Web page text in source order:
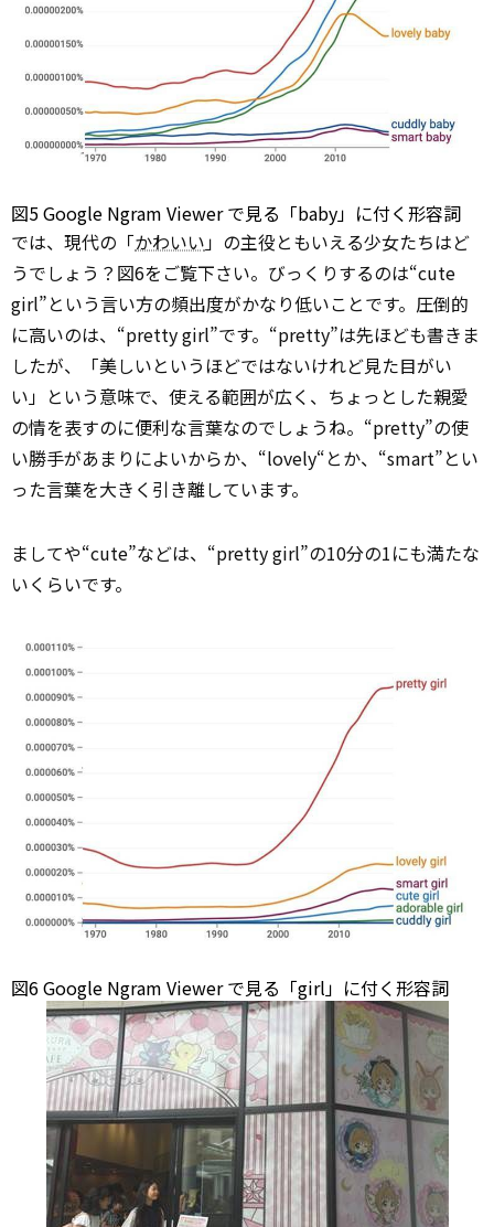
図5 Google Ngram Viewerで見る「baby」に付く形容詞
では、現代の「かわいい」の主役ともいえる少女たちはど
うでしょう？図6をご覧下さい。びっくりするのは“cute
girl”という言い方の頻出度がかなり低いことです。圧倒的
に高いのは、“pretty girl”です。“pretty”は先ほども書きま
したが、「美しいというほどではないけれど見た目がい
い」という意味で、使える範囲が広く、ちょっとした親愛
の情を表すのに便利な言葉なのでしょうね。“pretty”の使
い勝手があまりによいからか、“lovely“とか、“smart”とい
った言葉を大きく引き離しています。
ましてや“cute”などは、“pretty girl”の10分の1にも満たな
いくらいです。
図6 Google Ngram Viewerで見る「girl」に付く形容詞